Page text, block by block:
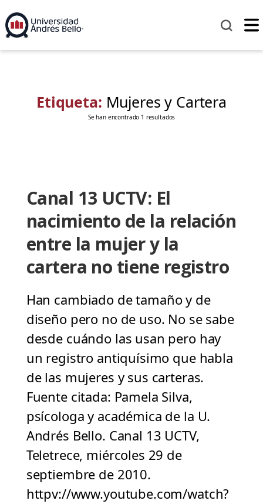
Etiqueta: Mujeres y Cartera
Se han encontrado 1 resultados
Canal 13 UCTV: El
nacimiento de la relación
entre la mujer y la
cartera no tiene registro
Han cambiado de tamaño y de
diseño pero no de uso. No se sabe
desde cuándo las usan pero hay
un registro antiquísimo que habla
de las mujeres y sus carteras.
Fuente citada: Pamela Silva,
psícologa y académica de la U.
Andrés Bello. Canal 13 UCTV,
Teletrece, miércoles 29 de
septiembre de 2010.
httpv://www.youtube.com/watch?